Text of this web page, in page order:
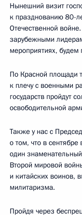
Нынешний визит
к празднованию 80-
Отечественной
зарубежными
мероприятиях, будем
По Красной площади
к плечу с военными
государств пройдут
освободительной
Также у нас с
о том, что в
один
Второй мировой
и китайских воинов,
милитаризма.
Пройдя через